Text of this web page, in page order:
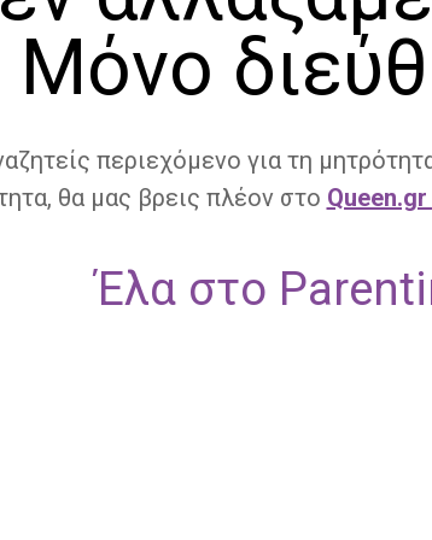
Μόνο
περιεχόμενο για τη
θα μας βρεις πλέον στο Queen.gr
Έλα στο